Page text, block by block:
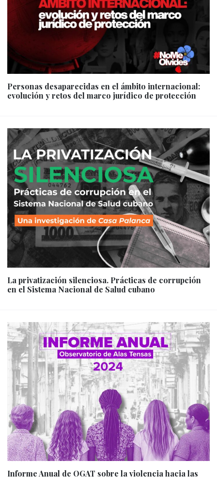
Personas desaparecidas en el ámbito internacional:
evolución y retos del marco jurídico de protección
La privatización silenciosa. Prácticas de corrupción
en el Sistema Nacional de Salud cubano
Informe Anual de OGAT sobre la violencia hacia las